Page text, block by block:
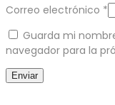
Correo electrónico *
Guarda mi
navegador para la